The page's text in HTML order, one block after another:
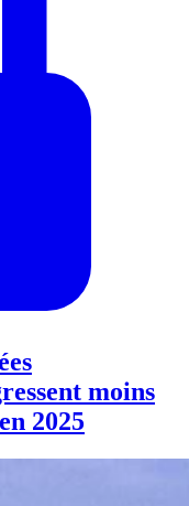
moins
2025